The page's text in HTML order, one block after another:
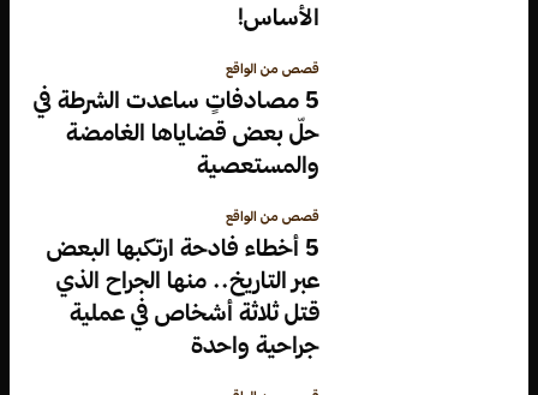
الأساس!
قصص من الواقع
5 مصادفاتٍ ساعدت الشرطة في
حلّ بعض قضاياها الغامضة
والمستعصية
قصص من الواقع
5 أخطاء فادحة ارتكبها البعض
عبر التاريخ.. منها الجراح الذي
قتل ثلاثة أشخاص في عملية
جراحية واحدة